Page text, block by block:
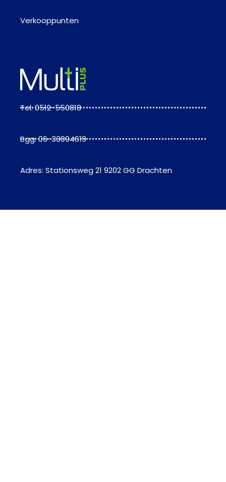
Verkooppunten
Tel: 0512-550818
Bgg: 06-33094619
Adres: Stationsweg 21 9202 GG Drachten